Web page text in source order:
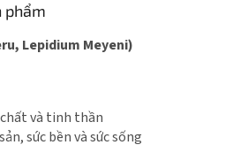
phẩm
Lepidium Meyeni)
và tinh thần
sức bền và sức sống